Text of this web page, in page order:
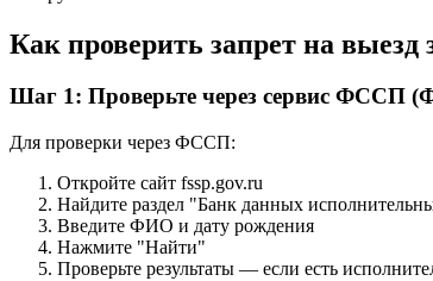
Как проверить запрет на
Шаг 1: Проверьте через сервис ФССП
Для проверки через ФССП:
Откройте сайт fssp.gov.ru
Найдите раздел "Банк данных
Введите ФИО и дату рождения
Нажмите "Найти"
Проверьте результаты — если есть